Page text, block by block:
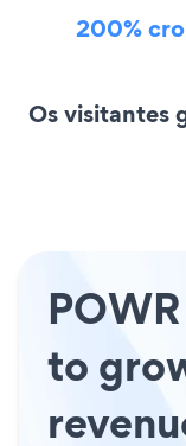
200%
Os visitantes
to